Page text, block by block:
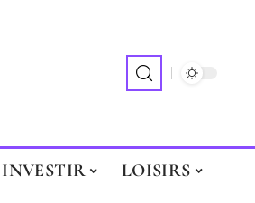
INVESTIR
LOISIRS